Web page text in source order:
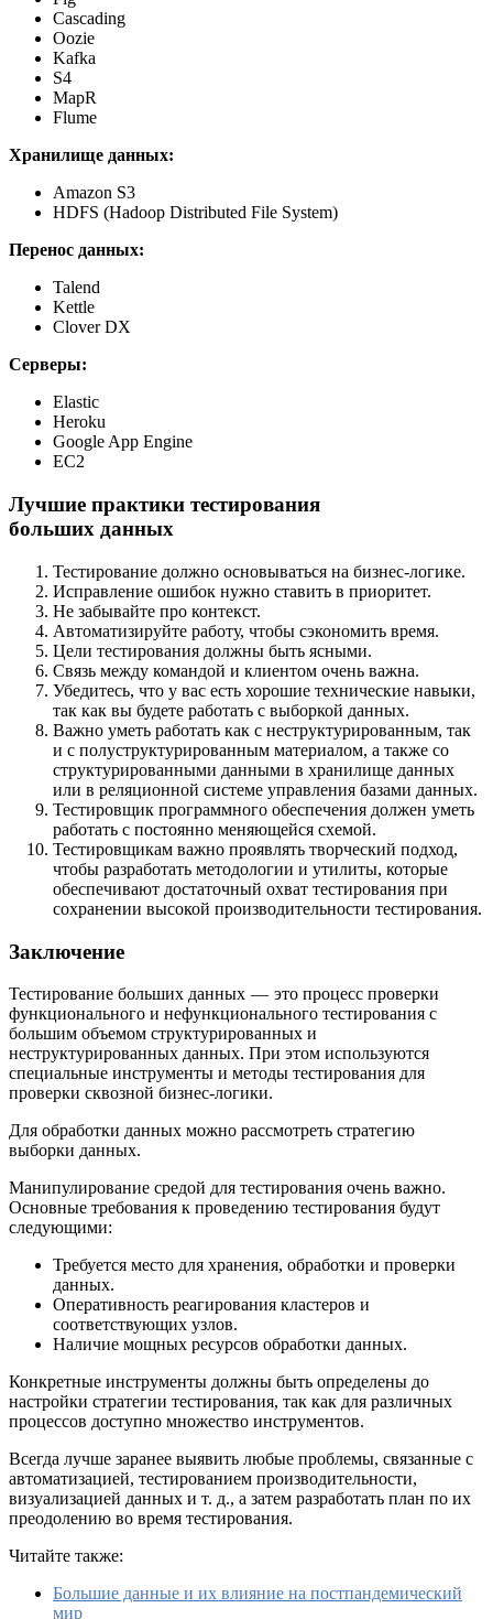
Cascading
Oozie
Kafka
S4
MapR
Flume
Хранилище данных:
Amazon S3
HDFS (Hadoop Distributed File System)
Перенос данных:
Talend
Kettle
Clover DX
Серверы:
Elastic
Heroku
Google App Engine
EC2
Лучшие практики тестирования
больших данных
Тестирование должно основываться на бизнес-логике.
Исправление ошибок нужно ставить в приоритет.
Не забывайте про контекст.
Автоматизируйте работу, чтобы сэкономить время.
Цели тестирования должны быть ясными.
Связь между командой и клиентом очень важна.
Убедитесь, что у вас есть хорошие технические навыки,
так как вы будете работать с выборкой данных.
Важно уметь работать как с неструктурированным, так
и с полуструктурированным материалом, а также со
структурированными данными в хранилище данных
или в реляционной системе управления базами данных.
Тестировщик программного обеспечения должен уметь
работать с постоянно меняющейся схемой.
Тестировщикам важно проявлять творческий подход,
чтобы разработать методологии и утилиты, которые
обеспечивают достаточный охват тестирования при
сохранении высокой производительности тестирования.
Заключение
Тестирование больших данных — это процесс проверки
функционального и нефункционального тестирования с
большим объемом структурированных и
неструктурированных данных. При этом используются
специальные инструменты и методы тестирования для
проверки сквозной бизнес-логики.
Для обработки данных можно рассмотреть стратегию
выборки данных.
Манипулирование средой для тестирования очень важно.
Основные требования к проведению тестирования будут
следующими:
Требуется место для хранения, обработки и проверки
данных.
Оперативность реагирования кластеров и
соответствующих узлов.
Наличие мощных ресурсов обработки данных.
Конкретные инструменты должны быть определены до
настройки стратегии тестирования, так как для различных
процессов доступно множество инструментов.
Всегда лучше заранее выявить любые проблемы, связанные с
автоматизацией, тестированием производительности,
визуализацией данных и т. д., а затем разработать план по их
преодолению во время тестирования.
Читайте также:
Большие данные и их влияние на постпандемический
мир